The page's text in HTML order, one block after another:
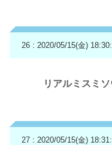
26 : 2020/05/15(金)
リアルミスミソ
27 : 2020/05/15(金)